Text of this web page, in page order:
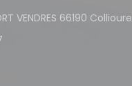
VENDRES 66190 Collioure